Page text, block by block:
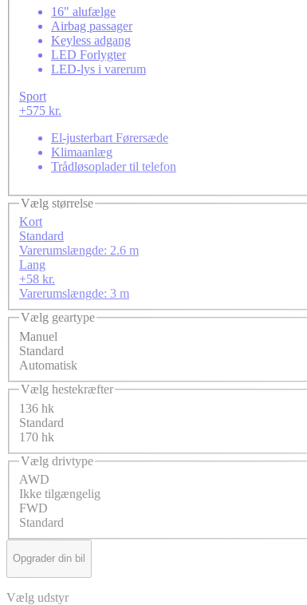
16" alufælge
Airbag passager
Keyless adgang
LED Forlygter
LED-lys i varerum
Sport
+575 kr.
El-justerbart Førersæde
Klimaanlæg
Trådløsoplader til telefon
Vælg størrelse
Kort
Standard
Varerumslængde: 2.6 m
Lang
+58 kr.
Varerumslængde: 3 m
Vælg geartype
Manuel
Standard
Automatisk
Vælg hestekræfter
136 hk
Standard
170 hk
Vælg drivtype
AWD
Ikke tilgængelig
FWD
Standard
Opgrader din bil
Vælg udstyr